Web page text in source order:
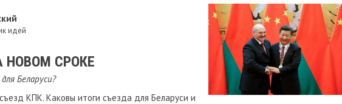
идей
НОВОМ СРОКЕ
Беларуси?
КПК. Каковы итоги съезда для Беларуси и